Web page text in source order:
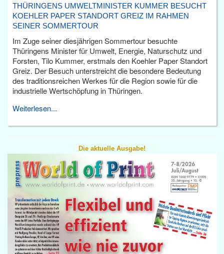
THÜRINGENS UMWELTMINISTER KUMMER BESUCHT
KOEHLER PAPER STANDORT GREIZ IM RAHMEN
SEINER SOMMERTOUR
Im Zuge seiner diesjährigen Sommertour besuchte
Thüringens Minister für Umwelt, Energie, Naturschutz und
Forsten, Tilo Kummer, erstmals den Koehler Paper Standort
Greiz. Der Besuch unterstreicht die besondere Bedeutung
des traditionsreichen Werkes für die Region sowie für die
industrielle Wertschöpfung in Thüringen.
Weiterlesen...
Die aktuelle Ausgabe!